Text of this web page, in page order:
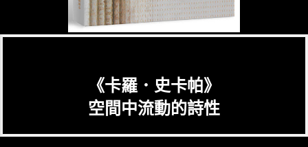
《卡羅．史卡帕》
空間中流動的詩性